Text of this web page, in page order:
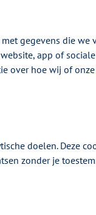
gegevens die we
app of
over hoe wij of onze
doelen. Deze
zonder je